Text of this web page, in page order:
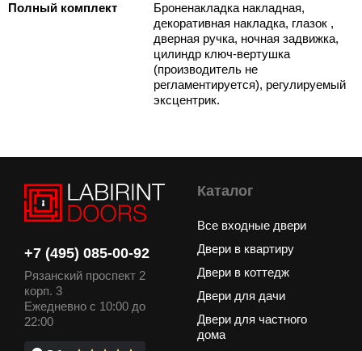
Полный комплект
Броненакладка накладная,
декоративная накладка, глазок ,
дверная ручка, ночная задвижка,
цилиндр ключ-вертушка
(производитель не
регламентируется), регулируемый
эксцентрик.
+7 (495) 085-00-92
Рязанский проспект 2
корп. 3
Ежедневно с 10:00 до
22:00
Каталог
Все входные двери
Двери в квартиру
Двери в коттедж
Двери для дачи
Двери для частного
дома